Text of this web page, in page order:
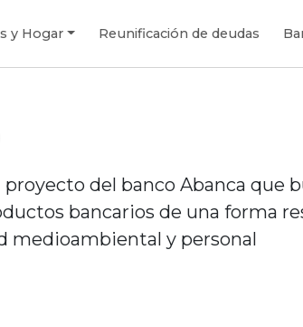
y Hogar Reunificación de deudas
proyecto del banco Abanca que
bancarios de una forma
medioambiental y personal